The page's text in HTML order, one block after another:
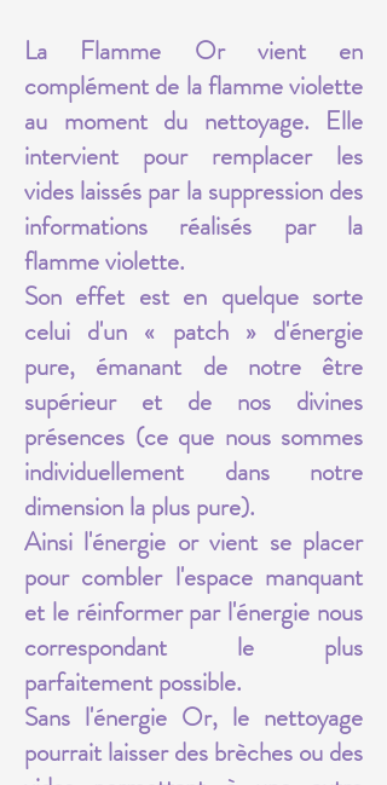
La Flamme Or vient en
complément de la flamme violette
au moment du nettoyage. Elle
intervient pour remplacer les
vides laissés par la suppression des
informations réalisés par la
flamme violette.
Son effet est en quelque sorte
celui d'un « patch » d'énergie
pure, émanant de notre être
supérieur et de nos divines
présences (ce que nous sommes
individuellement dans notre
dimension la plus pure).
Ainsi l'énergie or vient se placer
pour combler l'espace manquant
et le réinformer par l'énergie nous
correspondant le plus
parfaitement possible.
Sans l'énergie Or, le nettoyage
pourrait laisser des brèches ou des